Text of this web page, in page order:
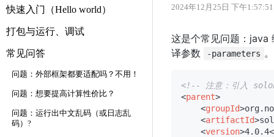
快速入门（Hello world）
打包与运行、调试
常见问答
问题：外部框架都要适配吗？不用！
问题：想要提高计算性价比？
问题：运行出中文乱码（或日志乱
码）?
2024年12月25日 下午1:57:51
这是个常见问题：java
译参数
-parameters
<!-- 注意：引入
<parent>
<groupId>
<artifactId>
<version>4.0.4